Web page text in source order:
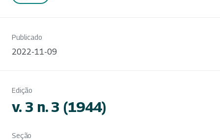
Publicado
2022-11-09
Edição
v. 3 n. 3 (1944)
Seção